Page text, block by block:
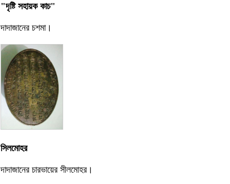
"দৃষ্টি সহায়ক কাচ"
দাদাজানের চশমা।
সিলমোহর
দাদাজানের চারভায়ের সীলমোহর।